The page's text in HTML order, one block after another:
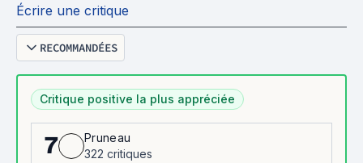
Écrire une critique
RECOMMANDÉES
Critique positive la plus appréciée
7
Pruneau
322 critiques